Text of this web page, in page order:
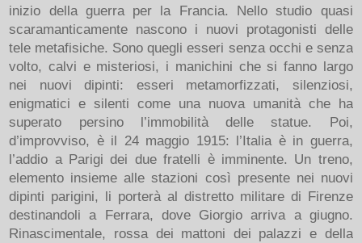
inizio della guerra per la Francia. Nello studio quasi
scaramanticamente nascono i nuovi protagonisti delle
tele metafisiche. Sono quegli esseri senza occhi e senza
volto, calvi e misteriosi, i manichini che si fanno largo
nei nuovi dipinti: esseri metamorfizzati, silenziosi,
enigmatici e silenti come una nuova umanità che ha
superato persino l’immobilità delle statue. Poi,
d’improvviso, è il 24 maggio 1915: l’Italia è in guerra,
l’addio a Parigi dei due fratelli è imminente. Un treno,
elemento insieme alle stazioni così presente nei nuovi
dipinti parigini, li porterà al distretto militare di Firenze
destinandoli a Ferrara, dove Giorgio arriva a giugno.
Rinascimentale, rossa dei mattoni dei palazzi e della